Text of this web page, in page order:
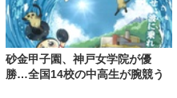
砂金甲子園、神戸女学院が優
勝…全国14校の中高生が腕競う